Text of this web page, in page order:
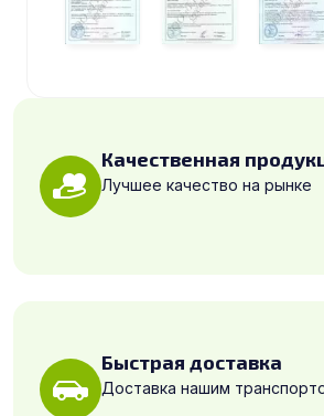
Качественная
Лучшее качество на рынке
Быстрая доставка
Доставка нашим